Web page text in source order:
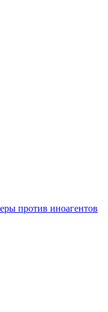
против иноагентов